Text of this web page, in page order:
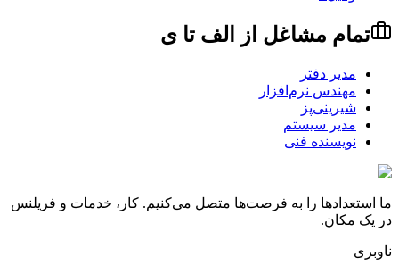
تمام مشاغل از الف تا ی
مدیر دفتر
مهندس نرم‌افزار
شیرینی‌پز
مدیر سیستم
نویسنده فنی
ما استعدادها را به فرصت‌ها متصل می‌کنیم. کار، خدمات و فریلنس
در یک مکان.
ناوبری